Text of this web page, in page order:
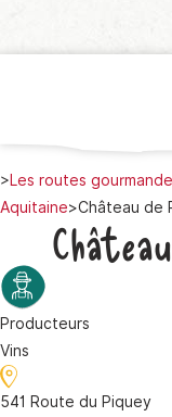
>Les routes
Aquitaine>Château de
Producteurs
Vins
541 Route du Piquey